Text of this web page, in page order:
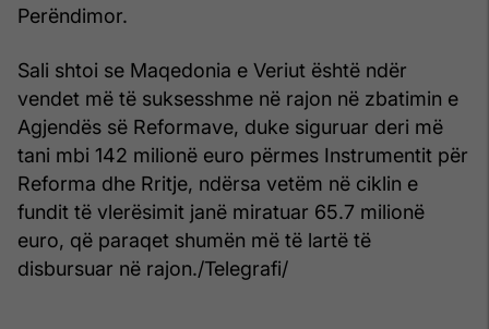
Perëndimor.
Sali shtoi se Maqedonia e Veriut është ndër
vendet më të suksesshme në rajon në zbatimin e
Agjendës së Reformave, duke siguruar deri më
tani mbi 142 milionë euro përmes Instrumentit për
Reforma dhe Rritje, ndërsa vetëm në ciklin e
fundit të vlerësimit janë miratuar 65.7 milionë
euro, që paraqet shumën më të lartë të
disbursuar në rajon./Telegrafi/